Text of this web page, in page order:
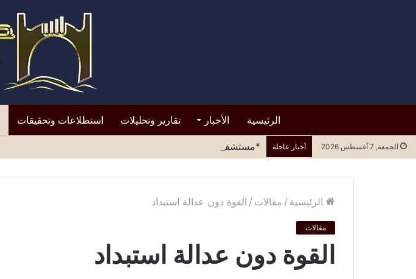
الرئيسية الأخبار تقارير وتحليلات استطلاعات وتحقيقات
الجمعة, 7 أغسطس 2026 أخبار عاجلة *مستشفى الرازي.. التسرع في التعيين يعيد الأزمة إلى الواجهة*
الرئيسية / مقالات / القوة دون عدالة استبداد
مقالات
القوة دون عدالة استبداد